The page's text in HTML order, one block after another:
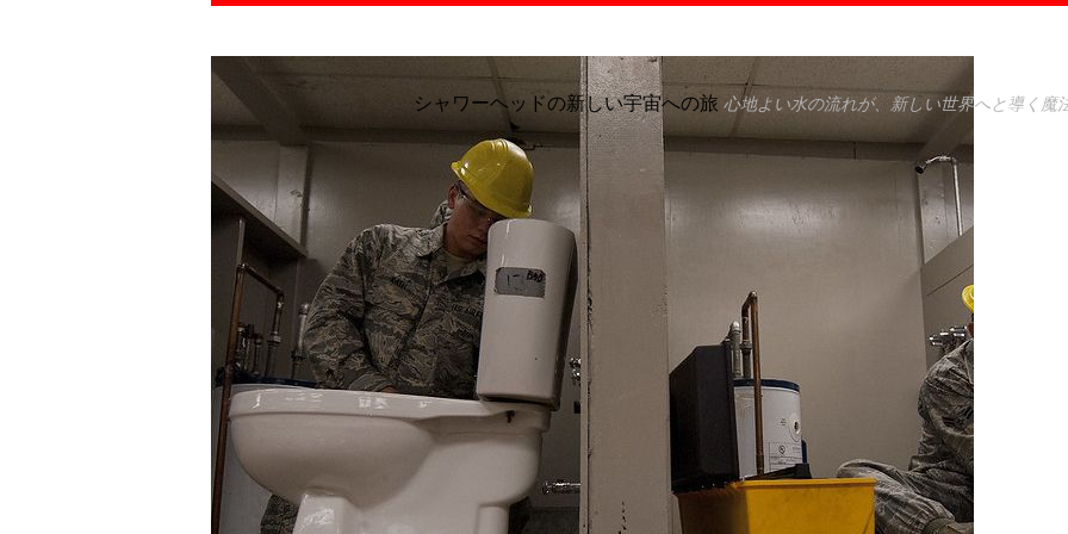
シャワーヘッドの新しい宇宙への旅 心地よい水の流れが、新しい世界へと導く魔